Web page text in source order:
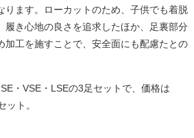
ります。ローカットのため、子供でも着脱
履き心地の良さを追求したほか、足裏部分
加工を施すことで、安全面にも配慮たとの
・VSE・LSEの3足セットで、価格は
ット。